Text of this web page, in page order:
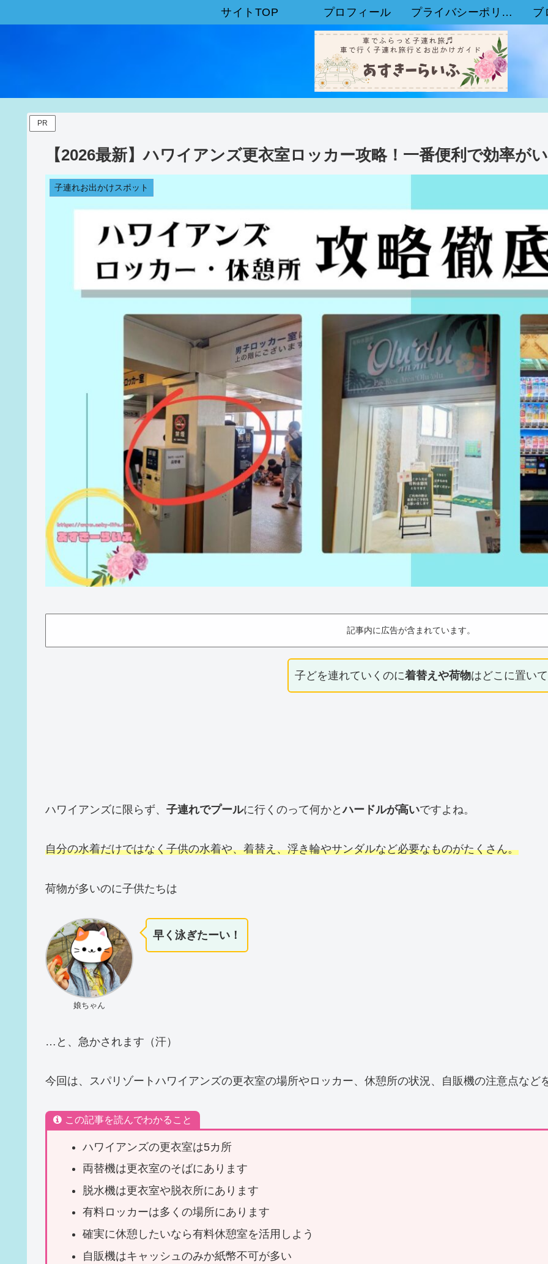
サイトTOP プロフィール プライバシーポリシー ブ
PR
【2026最新】ハワイアンズ更衣室ロッカー攻略！一番便利で効率が
子連れお出かけスポット
記事内に広告が含まれています。
子どを連れていくのに着替えや荷物はどこに置い
ハワイアンズに限らず、 子連れでプールに行くのって何かとハードルが高いですよね。
自分の水着だけではなく子供の水着や、着替え、浮き輪やサンダルなど必要なものがたくさん。
荷物が多いのに子供たちは
娘ちゃん
早く泳ぎたーい！
…と、急かされます（汗）
今回は、スパリゾートハワイアンズの更衣室の場所やロッカー、休憩所の状況、自販機の注意点など
この記事を読んでわかること
ハワイアンズの更衣室は5カ所
両替機は更衣室のそばにあります
脱水機は更衣室や脱衣所にあります
有料ロッカーは多くの場所にあります
確実に休憩したいなら有料休憩室を活用しよう
自販機はキャッシュのみか紙幣不可が多い